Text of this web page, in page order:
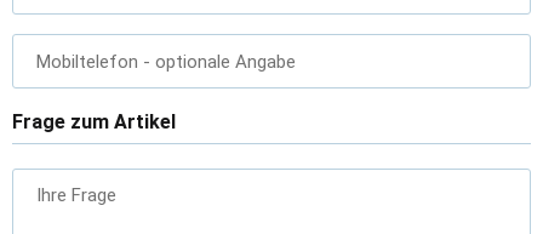
Mobiltelefon - optionale Angabe
Frage zum Artikel
Ihre Frage